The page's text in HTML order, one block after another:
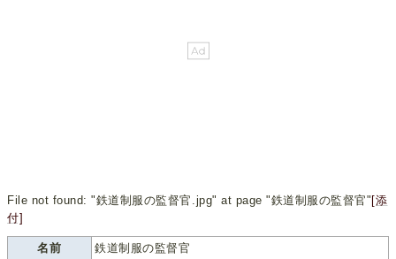
File not found: "鉄道制服の監督官.jpg" at page "鉄道制服の監督官" [添
付]
名前
鉄道制服の監督官